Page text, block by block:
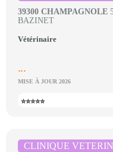
39300 CHAMPAGNOLE
BAZINET
Vétérinaire
...
MISE À JOUR 2026
⭐⭐⭐⭐⭐
CLINIQUE